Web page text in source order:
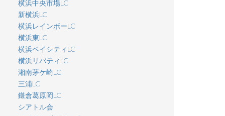
横浜中央市場LC
新横浜LC
横浜レインボーLC
横浜東LC
横浜ベイシティLC
横浜リバティLC
湘南茅ケ崎LC
三浦LC
鎌倉葛原岡LC
シアトル会